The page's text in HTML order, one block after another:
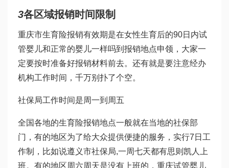
3各区域报销时间限制
重庆市生育险报销有效期是在女性生育后的90日内试
管婴儿和正常的婴儿一样吗到报销地点申领，大家一
定要按时准备好报销材料前去。还有就是要注意经办
机构工作时间，千万别扑了个空。
社保局工作时间是周一到周五
全国各地的生育险报销地点一般就在当地的社保部
门，有的地区为了给大众提供便捷的服务，实行7日工
作制，比如说遵义市社保局,一周七天都有思则凯人上
班。有的地区周六周天是没有上班的，重庆试管婴儿